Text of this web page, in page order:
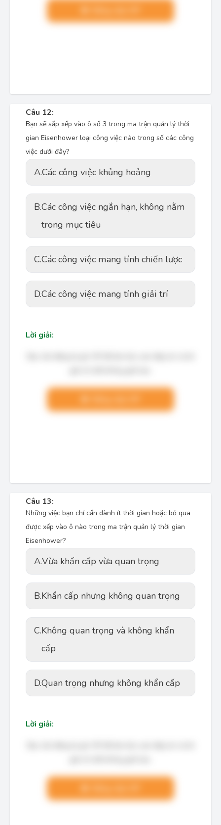
Câu 12:
Bạn sẽ sắp xếp vào ô số 3 trong ma trận quản lý thời
gian Eisenhower loại công việc nào trong số các công
việc dưới đây?
A.Các công việc khủng hoảng
B.Các công việc ngắn hạn, không nằm
trong mục tiêu
C.Các công việc mang tính chiến lược
D.Các công việc mang tính giải trí
Lời giải:
Câu 13:
Những việc bạn chỉ cần dành ít thời gian hoặc bỏ qua
được xếp vào ô nào trong ma trận quản lý thời gian
Eisenhower?
A.Vừa khẩn cấp vừa quan trọng
B.Khẩn cấp nhưng không quan trọng
C.Không quan trọng và không khẩn
cấp
D.Quan trọng nhưng không khẩn cấp
Lời giải: